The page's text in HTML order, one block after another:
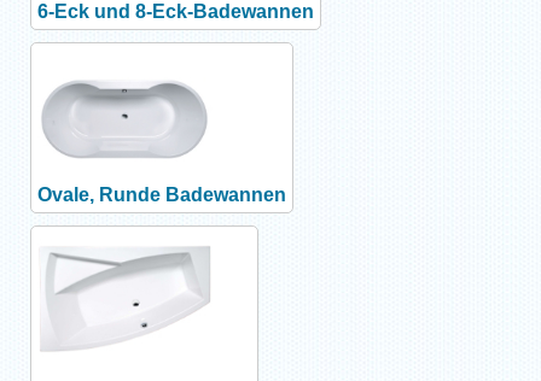
6-Eck und 8-Eck-Badewannen
Ovale, Runde Badewannen